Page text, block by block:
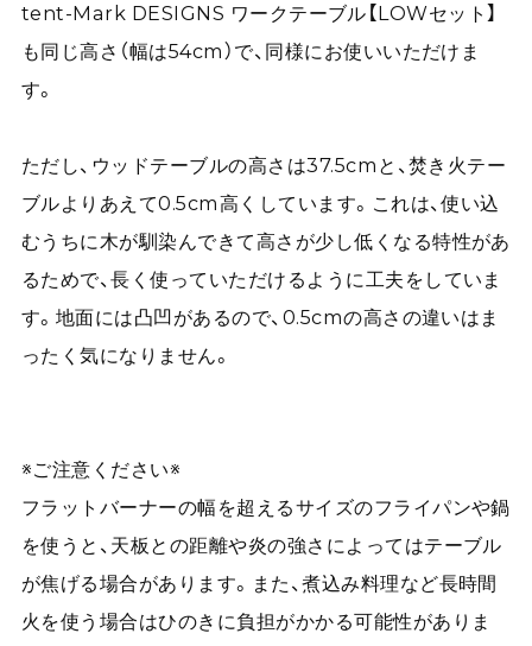
tent-Mark DESIGNS ワークテーブル【LOWセット】
も同じ高さ（幅は54cm）で、同様にお使いいただけま
す。
ただし、ウッドテーブルの高さは37.5cmと、焚き火テー
ブルよりあえて0.5cm高くしています。これは、使い込
むうちに木が馴染んできて高さが少し低くなる特性があ
るためで、長く使っていただけるように工夫をしていま
す。地面には凸凹があるので、0.5cmの高さの違いはま
ったく気になりません。
※ご注意ください※
フラットバーナーの幅を超えるサイズのフライパンや鍋
を使うと、天板との距離や炎の強さによってはテーブル
が焦げる場合があります。また、煮込み料理など長時間
火を使う場合はひのきに負担がかかる可能性がありま